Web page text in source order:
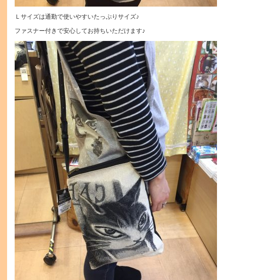
Ｌサイズは通勤で使いやすいたっぷりサイズ♪
ファスナー付きで安心してお持ちいただけます♪